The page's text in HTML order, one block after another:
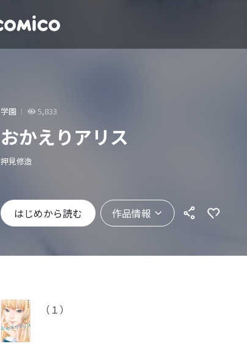
学園 5,833
おかえりアリス
押見修造
はじめから読む 作品情報
（１）